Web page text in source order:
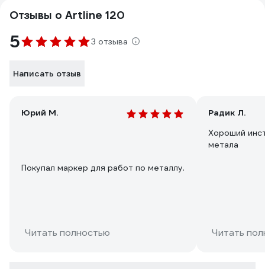
Отзывы о Artline 120
5 3 отзыва
Написать отзыв
Юрий М.
Покупал маркер для работ по металлу.
Читать полностью
Радик Л.
Хороший
метала
Читать